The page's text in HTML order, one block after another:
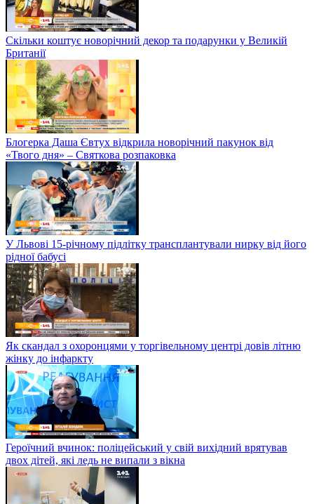
Скільки коштує новорічний декор та подарунки у Великій
Британії
Блогерка Даша Євтух відкрила новорічний пакунок від
«Твого дня» – Святкова розпаковка
У Львові 15-річному підлітку трансплантували нирку від його
рідної бабусі
Як скандал з охоронцями у торгівельному центрі довів літню
жінку до інфаркту
Героїчний вчинок: поліцейський у свій вихідний врятував
двох дітей, які ледь не випали з вікна